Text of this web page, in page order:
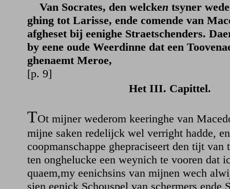
Van Socrates, den welcken tsyner
ghing tot Larisse, ende comende van
afgheset bij eenighe Straetschenders.
by eene oude Weerdinne dat een
ghenaemt Meroe,
[p. 9]
Het III. Capittel.
TOt mijner wederom keeringhe van
mijne saken redelijck wel verright hadde,
coopmanschappe ghepraciseert den tijt van
ten onghelucke een weynich te vooren dat
quaem,my eenichsins van mijnen wech
sien eenick Schouspel van schermers ende